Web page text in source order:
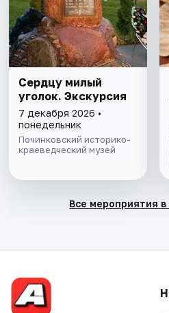
Сердцу милый
уголок. Экскурсия
7 декабря 2026 •
понедельник
Починковский историко-
краеведческий музей
Все мероприятия